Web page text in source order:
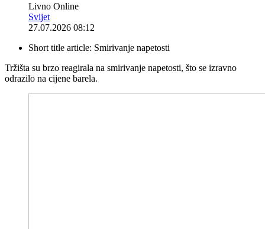
Livno Online
Svijet
27.07.2026 08:12
Short title article: Smirivanje napetosti
Tržišta su brzo reagirala na smirivanje napetosti, što se izravno
odrazilo na cijene barela.